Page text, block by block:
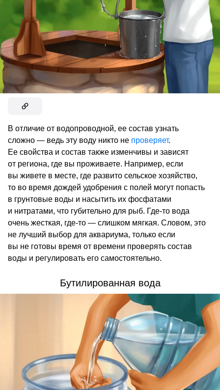
В отличие от водопроводной, ее состав узнать
сложно — ведь эту воду никто не проверяет.
Ее свойства и состав также изменчивы и зависят
от региона, где вы проживаете. Например, если
вы живете в месте, где развито сельское хозяйство,
то во время дождей удобрения с полей могут попасть
в грунтовые воды и насытить их фосфатами
и нитратами, что губительно для рыб. Где-то вода
очень жесткая, где-то — слишком мягкая. Словом, это
не лучший выбор для аквариума, только если
вы не готовы время от времени проверять состав
воды и регулировать его самостоятельно.
Бутилированная вода